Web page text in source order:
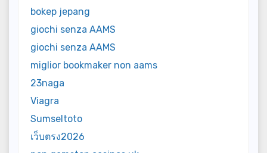
bokep jepang
giochi senza AAMS
giochi senza AAMS
miglior bookmaker non aams
23naga
Viagra
Sumseltoto
เว็บตรง2026